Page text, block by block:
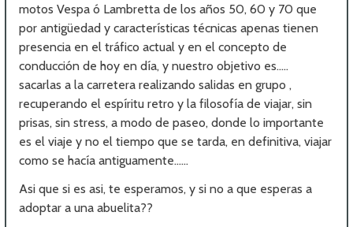
motos Vespa ó Lambretta de los años 50, 60 y 70 que
por antigüedad y características técnicas apenas tienen
presencia en el tráfico actual y en el concepto de
conducción de hoy en día, y nuestro objetivo es…..
sacarlas a la carretera realizando salidas en grupo ,
recuperando el espíritu retro y la filosofía de viajar, sin
prisas, sin stress, a modo de paseo, donde lo importante
es el viaje y no el tiempo que se tarda, en definitiva, viajar
como se hacía antiguamente……
Asi que si es asi, te esperamos, y si no a que esperas a
adoptar a una abuelita??